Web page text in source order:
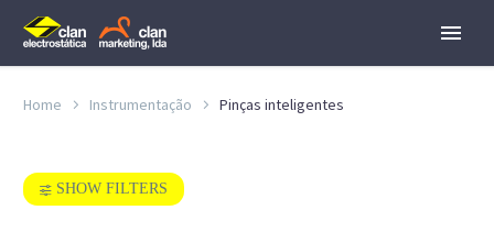
Home Instrumentação Pinças inteligentes
SHOW FILTERS